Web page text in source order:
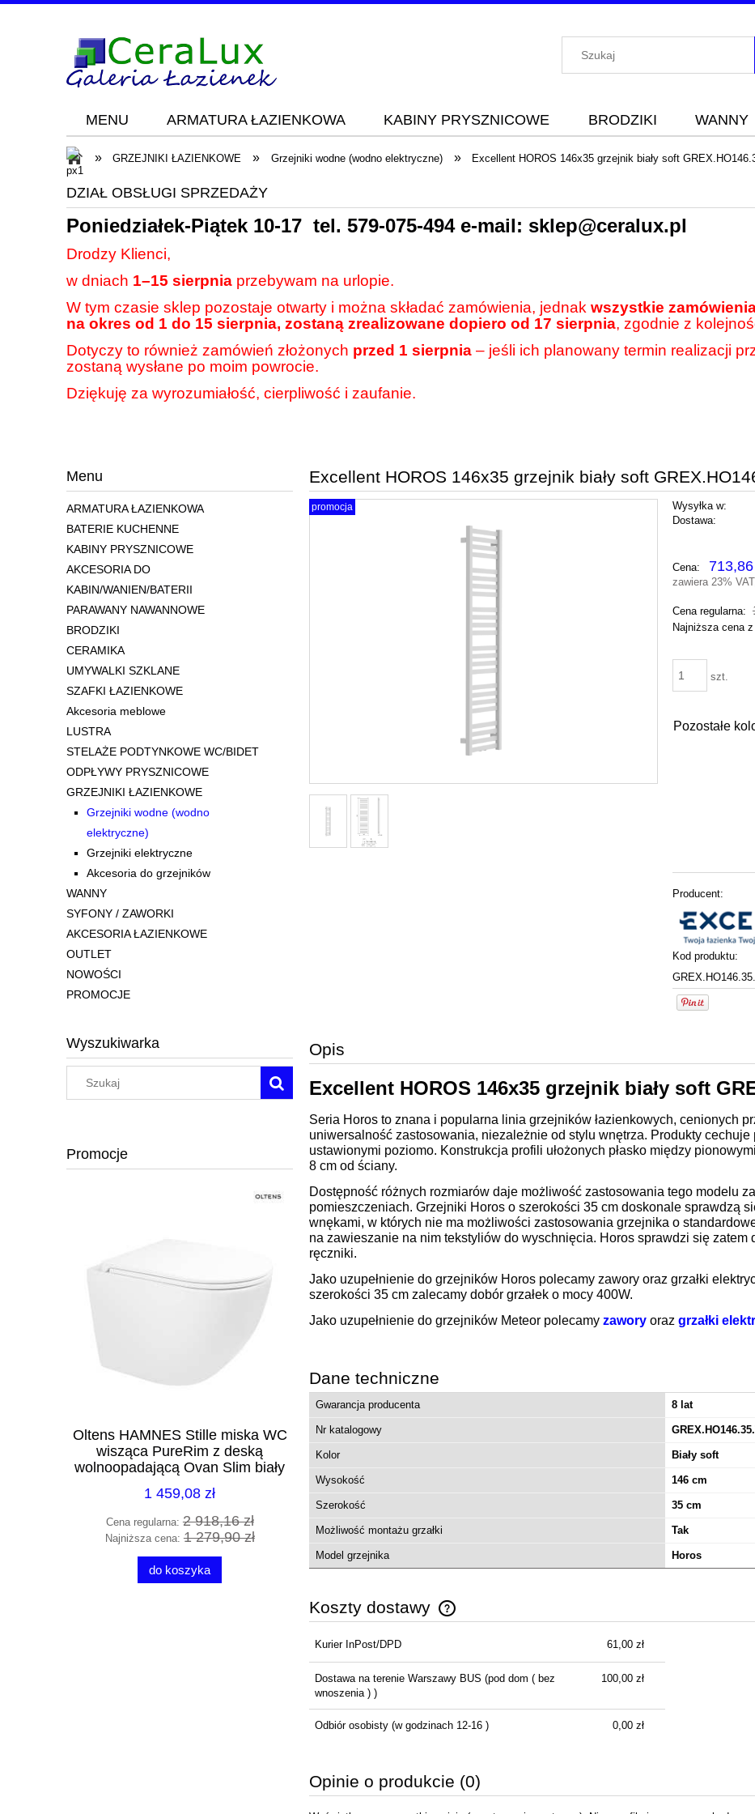
MENU ARMATURA ŁAZIENKOWA KABINY PRYSZNICOWE BRODZIKI WANNY
Blog KONTAKT
» GRZEJNIKI ŁAZIENKOWE » Grzejniki wodne (wodno elektryczne) » Excellent HOROS 146x35 grzejnik biały soft
DZIAŁ OBSŁUGI SPRZEDAŻY
Poniedziałek-Piątek 10-17 tel. 579-075-494e-mail: sklep@ceralux.pl
Drodzy Klienci,
w dniach 1–15 sierpnia przebywam na urlopie.
W tym czasie sklep pozostaje otwarty i można składać zamówienia, jednak wszystkie
na okres od 1 do 15 sierpnia, zostaną zrealizowane dopiero od 17 sierpnia, zgodnie z
Dotyczy to również zamówień złożonych przed 1 sierpnia – jeśli ich planowany termin realizacji
zostaną wysłane po moim powrocie.
Dziękuję za wyrozumiałość, cierpliwość i zaufanie.
Menu
ARMATURA ŁAZIENKOWA
BATERIE KUCHENNE
KABINY PRYSZNICOWE
AKCESORIA DO
KABIN/WANIEN/BATERII
PARAWANY NAWANNOWE
BRODZIKI
CERAMIKA
UMYWALKI SZKLANE
SZAFKI ŁAZIENKOWE
Akcesoria meblowe
LUSTRA
STELAŻE PODTYNKOWE WC/BIDET
ODPŁYWY PRYSZNICOWE
GRZEJNIKI ŁAZIENKOWE
Grzejniki wodne (wodno
elektryczne)
Grzejniki elektryczne
Akcesoria do grzejników
WANNY
SYFONY / ZAWORKI
AKCESORIA ŁAZIENKOWE
OUTLET
NOWOŚCI
PROMOCJE
Wyszukiwarka
Promocje
Oltens HAMNES Stille miska WC
wisząca PureRim z deską
wolnoopadającą Ovan Slim biały
1 459,08 zł
Cena regularna: 2 918,16 zł
Najniższa cena: 1 279,90 zł
do koszyka
Oltens JOG miska WC wisząca
PureRim z powłoką SmartClean z
1 099,90 zł
do koszyka
Excellent HOROS 146x35 grzejnik biały soft
promocja Wysyłka w:
Dostawa:
płatności
Cena: 713,86
zawiera 23%
Cena regularna:
Najniższa cena
szt.
Pozostałe
Producent:
Kod produktu:
Opis
Excellent HOROS 146x35 grzejnik biały soft
Seria Horos to znana i popularna linia grzejników łazienkowych, cenionych
uniwersalność zastosowania, niezależnie od stylu wnętrza. Produkty cechuje
ustawionymi poziomo. Konstrukcja profili ułożonych płasko między
8 cm od ściany.
Dostępność różnych rozmiarów daje możliwość zastosowania tego modelu
pomieszczeniach. Grzejniki Horos o szerokości 35 cm doskonale sprawdzą
wnękami, w których nie ma możliwości zastosowania grzejnika o
na zawieszanie na nim tekstyliów do wyschnięcia. Horos sprawdzi się zatem
ręczniki.
Jako uzupełnienie do grzejników Horos polecamy zawory oraz grzałki
szerokości 35 cm zalecamy dobór grzałek o mocy 400W.
Jako uzupełnienie do grzejników Meteor polecamy zawory oraz grzałki
Dane techniczne
Gwarancja producenta 8 lat
Nr katalogowy
Kolor Biały soft
Wysokość 146 cm
Szerokość 35 cm
Możliwość montażu grzałki Tak
Model grzejnika Horos
Koszty dostawy
Cena nie zawiera ewentualnych kosztów
płatności
Kurier InPost/DPD 61,00 zł
Dostawa na terenie Warszawy BUS (pod dom ( bez
wnoszenia ) )
100,00 zł
Odbiór osobisty(w godzinach 12-16 ) 0,00 zł
Opinie o produkcie (0)